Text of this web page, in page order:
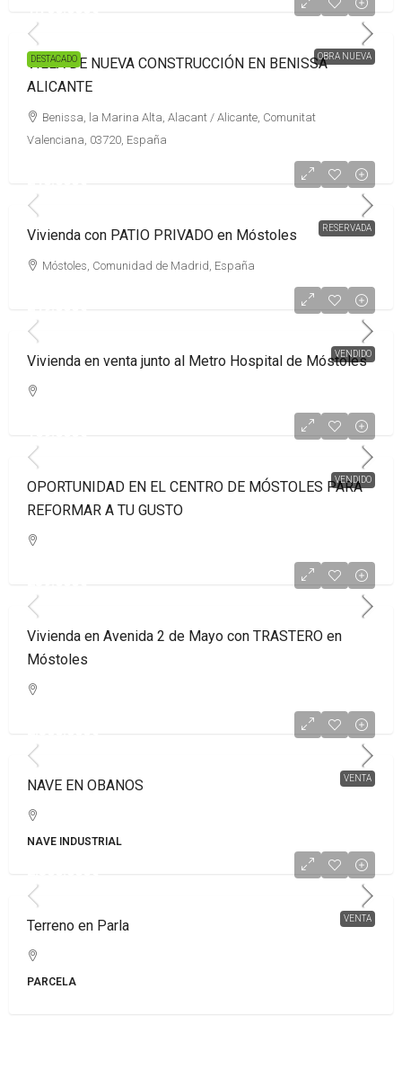
DESTACADO OBRA NUEVA
VILLA DE NUEVA CONSTRUCCIÓN EN BENISSA
ALICANTE
Benissa, la Marina Alta, Alacant / Alicante, Comunitat
Valenciana, 03720, España
RESERVADA
Vivienda con PATIO PRIVADO en Móstoles
Móstoles, Comunidad de Madrid, España
VENDIDO
Vivienda en venta junto al Metro Hospital de Móstoles
VENDIDO
OPORTUNIDAD EN EL CENTRO DE MÓSTOLES PARA
REFORMAR A TU GUSTO
Vivienda en Avenida 2 de Mayo con TRASTERO en
Móstoles
VENTA
NAVE EN OBANOS
NAVE INDUSTRIAL
VENTA
Terreno en Parla
PARCELA